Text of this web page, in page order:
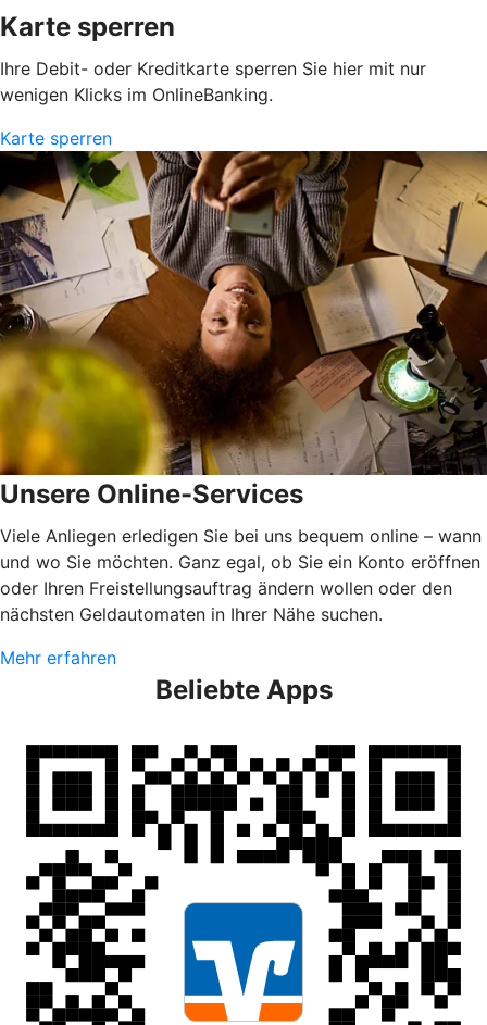
Karte sperren
Ihre Debit- oder Kreditkarte sperren Sie hier mit nur
wenigen Klicks im OnlineBanking.
Karte sperren
Unsere Online-Services
Viele Anliegen erledigen Sie bei uns bequem online – wann
und wo Sie möchten. Ganz egal, ob Sie ein Konto eröffnen
oder Ihren Freistellungsauftrag ändern wollen oder den
nächsten Geldautomaten in Ihrer Nähe suchen.
Mehr erfahren
Beliebte Apps